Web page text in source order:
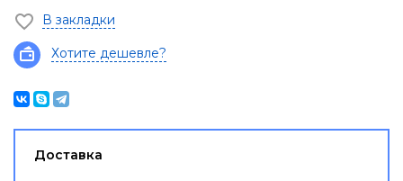
В закладки
Хотите дешевле?
Доставка